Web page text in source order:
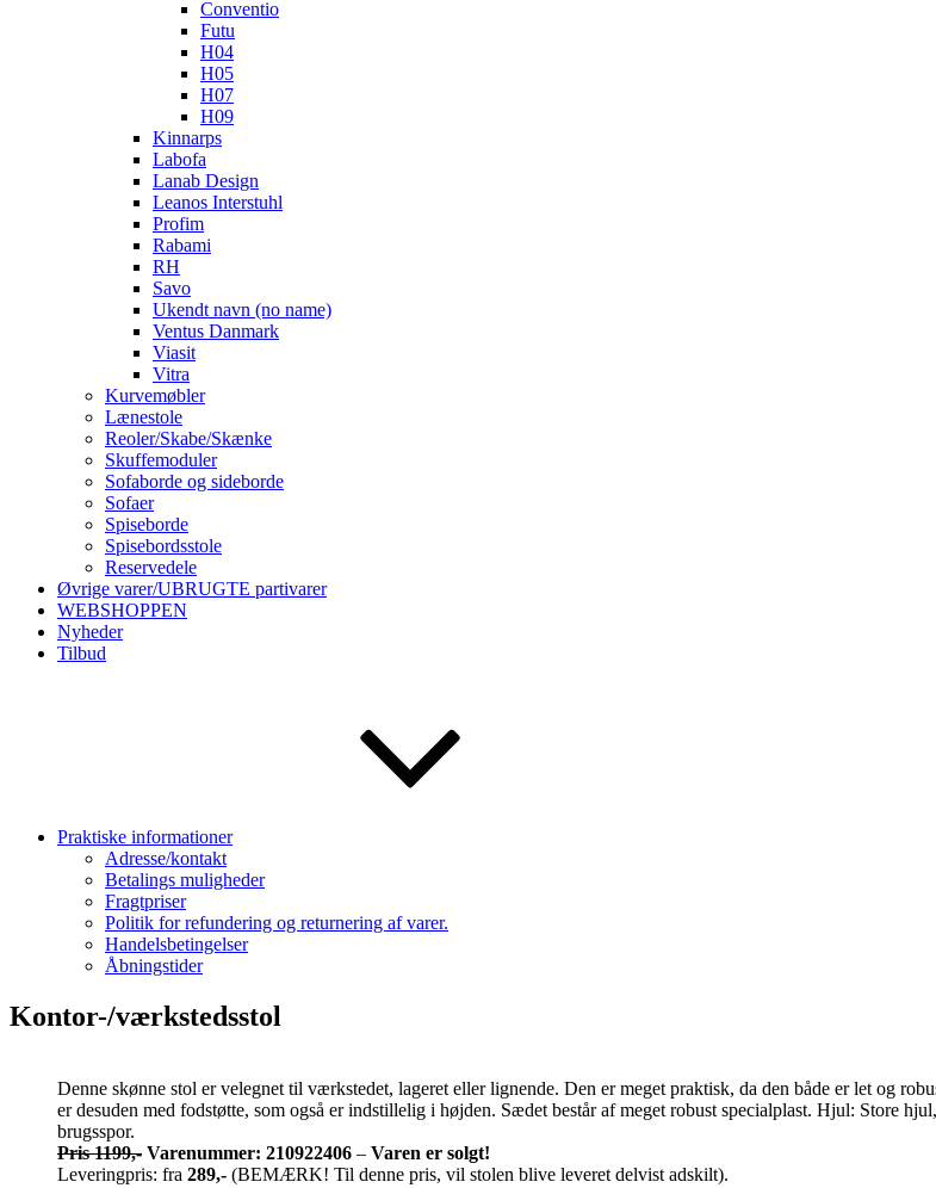
Conventio
Futu
H04
H05
H07
H09
Kinnarps
Labofa
Lanab Design
Leanos Interstuhl
Profim
Rabami
RH
Savo
Ukendt navn (no name)
Ventus Danmark
Viasit
Vitra
Kurvemøbler
Lænestole
Reoler/Skabe/Skænke
Skuffemoduler
Sofaborde og sideborde
Sofaer
Spiseborde
Spisebordsstole
Reservedele
Øvrige varer/UBRUGTE partivarer
WEBSHOPPEN
Nyheder
Tilbud
Praktiske informationer
Adresse/kontakt
Betalings muligheder
Fragtpriser
Politik for refundering og returnering af varer.
Handelsbetingelser
Åbningstider
Kontor-/værkstedsstol
Denne skønne stol er velegnet til værkstedet, lageret eller lignende. Den er meget praktisk, da den både er let og
er desuden med fodstøtte, som også er indstillelig i højden. Sædet består af meget robust specialplast. Hjul: Store
brugsspor.
Pris 1199,- Varenummer: 210922406 – Varen er solgt!
Leveringpris: fra 289,- (BEMÆRK! Til denne pris, vil stolen blive leveret delvist adskilt).